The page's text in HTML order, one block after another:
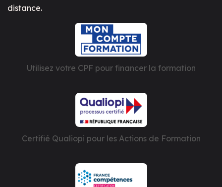
distance.
Utilisez votre CPF pour financer la formation
Certifié Qualiopi pour les Actions de Formation